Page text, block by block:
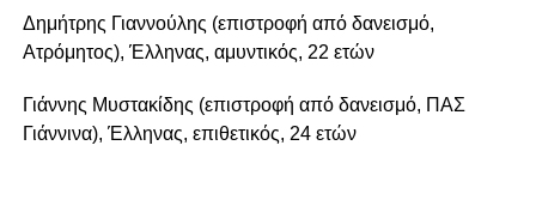
Δημήτρης Γιαννούλης (επιστροφή από δανεισμό,
Ατρόμητος), Έλληνας, αμυντικός, 22 ετών
Γιάννης Μυστακίδης (επιστροφή από δανεισμό, ΠΑΣ
Γιάννινα), Έλληνας, επιθετικός, 24 ετών